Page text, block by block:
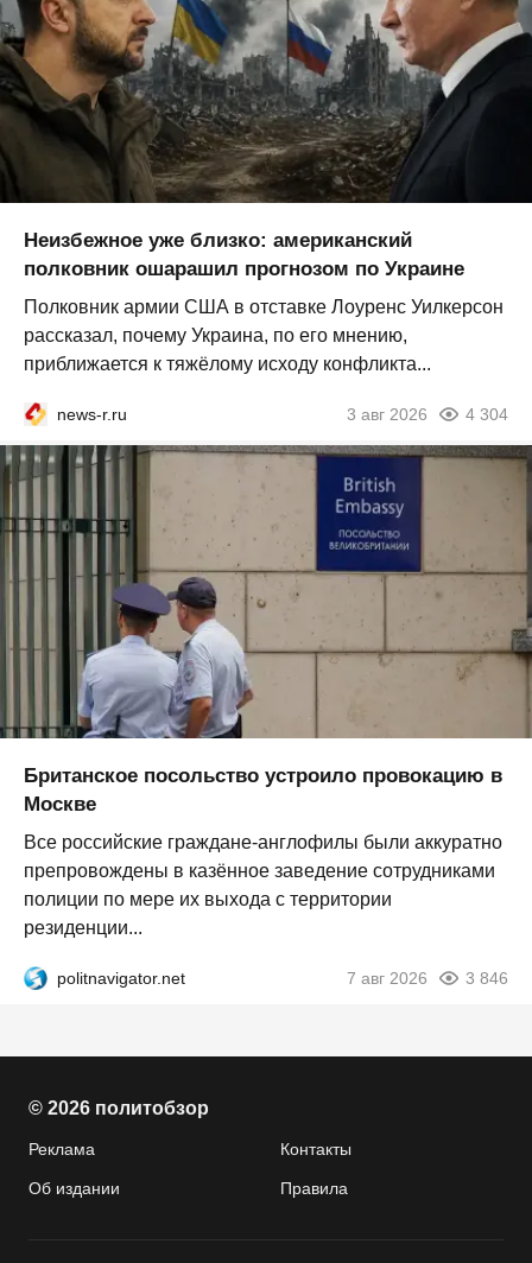
Неизбежное уже близко: американский
полковник ошарашил прогнозом по Украине
Полковник армии США в отставке Лоуренс Уилкерсон
рассказал, почему Украина, по его мнению,
приближается к тяжёлому исходу конфликта...
news-r.ru 3 авг 2026 4 304
Британское посольство устроило провокацию в
Москве
Все российские граждане-англофилы были аккуратно
препровождены в казённое заведение сотрудниками
полиции по мере их выхода с территории
резиденции...
politnavigator.net 7 авг 2026 3 846
© 2026 политобзор
Реклама Контакты
Об издании Правила